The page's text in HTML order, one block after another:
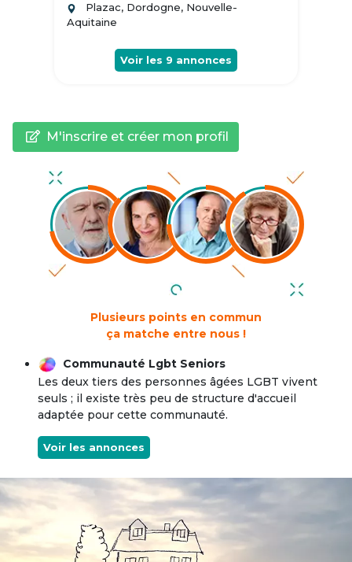
Plazac, Dordogne, Nouvelle-
Aquitaine
Voir les 9 annonces
M'inscrire et créer mon profil
Plusieurs points en commun
ça matche entre nous !
Communauté Lgbt Seniors
Les deux tiers des personnes âgées LGBT vivent
seuls ; il existe très peu de structure d'accueil
adaptée pour cette communauté.
Voir les annonces